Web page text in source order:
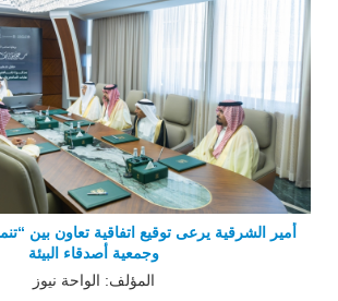
أمير الشرقية يرعى توقيع اتفاقية تعاون بين
وجمعية أصدقاء البيئة
المؤلف: الواحة نيوز